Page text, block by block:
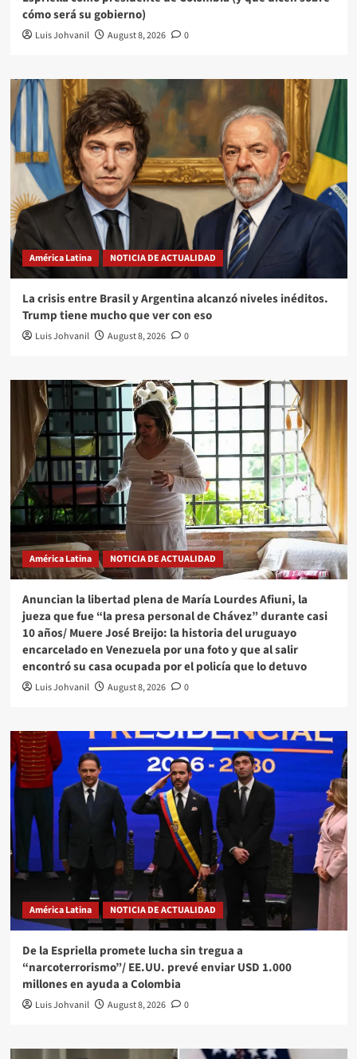
cómo será su gobierno)
Luis Johvanil August 8, 2026 0
América Latina NOTICIA DE ACTUALIDAD
La crisis entre Brasil y Argentina alcanzó niveles inéditos.
Trump tiene mucho que ver con eso
Luis Johvanil August 8, 2026 0
América Latina NOTICIA DE ACTUALIDAD
Anuncian la libertad plena de María Lourdes Afiuni, la
jueza que fue “la presa personal de Chávez” durante casi
10 años/ Muere José Breijo: la historia del uruguayo
encarcelado en Venezuela por una foto y que al salir
encontró su casa ocupada por el policía que lo detuvo
Luis Johvanil August 8, 2026 0
América Latina NOTICIA DE ACTUALIDAD
De la Espriella promete lucha sin tregua a
“narcoterrorismo”/ EE.UU. prevé enviar USD 1.000
millones en ayuda a Colombia
Luis Johvanil August 8, 2026 0